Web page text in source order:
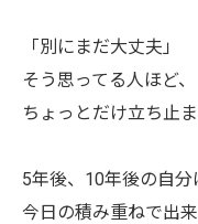
「別にまだ大丈夫」
そう思ってる人ほど、
ちょっとだけ立ち止
5年後、10年後の自分
今日の積み重ねで出来